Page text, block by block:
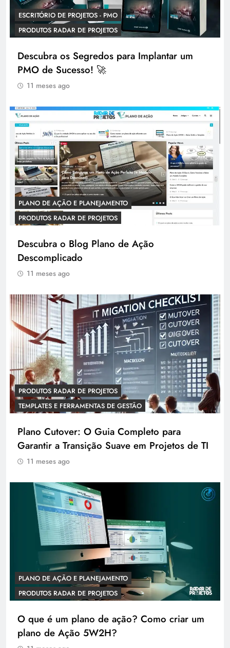
ESCRITÓRIO DE PROJETOS - PMO
PRODUTOS RADAR DE PROJETOS
Descubra os Segredos para Implantar um
PMO de Sucesso! 🚀
11 meses ago
PLANO DE AÇÃO E PLANEJAMENTO
PRODUTOS RADAR DE PROJETOS
Descubra o Blog Plano de Ação
Descomplicado
11 meses ago
PRODUTOS RADAR DE PROJETOS
TEMPLATES E FERRAMENTAS DE GESTÃO
Plano Cutover: O Guia Completo para
Garantir a Transição Suave em Projetos de TI
11 meses ago
PLANO DE AÇÃO E PLANEJAMENTO
PRODUTOS RADAR DE PROJETOS
O que é um plano de ação? Como criar um
plano de Ação 5W2H?